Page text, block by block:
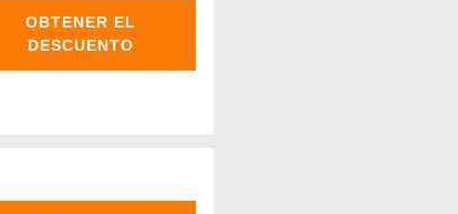
OBTENER EL
DESCUENTO